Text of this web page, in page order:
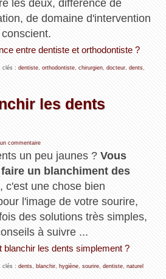
les deux, différence de
de domaine d'intervention
entre dentiste et orthodontiste ?
clés : dentiste, orthodontiste, chirurgien, docteur, dents,
les dents
commentaire
un peu jaunes ?Vous
un blanchiment des
c'est une chose bien
l'image de votre sourire,
des solutions très simples,
à suivre ...
blanchir les dents simplement ?
clés : dents, blanchir, hygiène, sourire, dentiste, naturel